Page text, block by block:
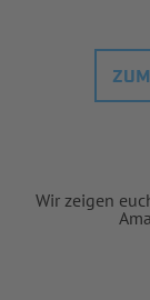
Wir zeigen